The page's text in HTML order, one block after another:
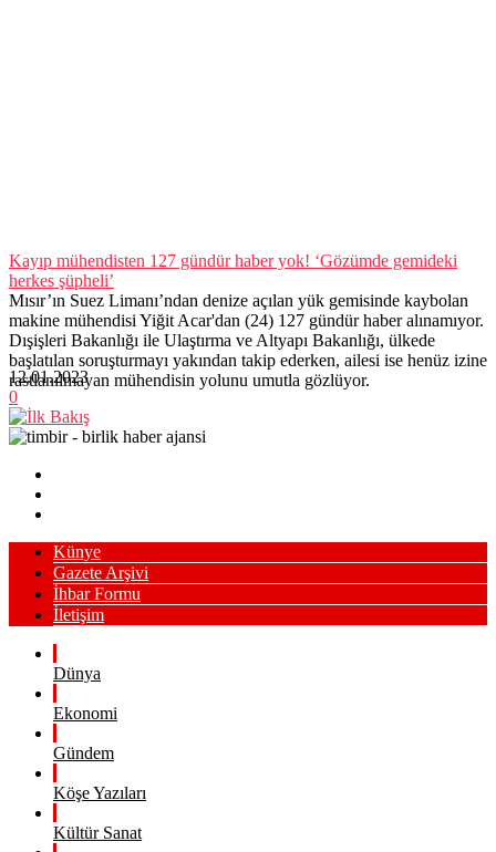
Kayıp mühendisten 127 gündür haber yok! ‘Gözümde gemideki
herkes şüpheli’
Mısır’ın Suez Limanı’ndan denize açılan yük gemisinde kaybolan
makine mühendisi Yiğit Acar'dan (24) 127 gündür haber alınamıyor.
Dışişleri Bakanlığı ile Ulaştırma ve Altyapı Bakanlığı, ülkede
başlatılan soruşturmayı yakından takip ederken, ailesi ise henüz izine
rastlanılmayan mühendisin yolunu umutla gözlüyor.
12.01.2023
0
Künye
Gazete Arşivi
İhbar Formu
İletişim
Dünya
Ekonomi
Gündem
Köşe Yazıları
Kültür Sanat